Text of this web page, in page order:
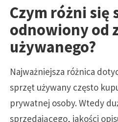
Czym różni się
odnowiony od
używanego?
Najważniejsza różnica
sprzęt używany często
prywatnej osoby. Wtedy
sprzedającego, jakości